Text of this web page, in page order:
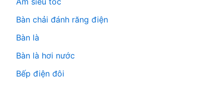
Bàn chải đánh răng điện
Bàn là
Bàn là hơi nước
Bếp điện đôi